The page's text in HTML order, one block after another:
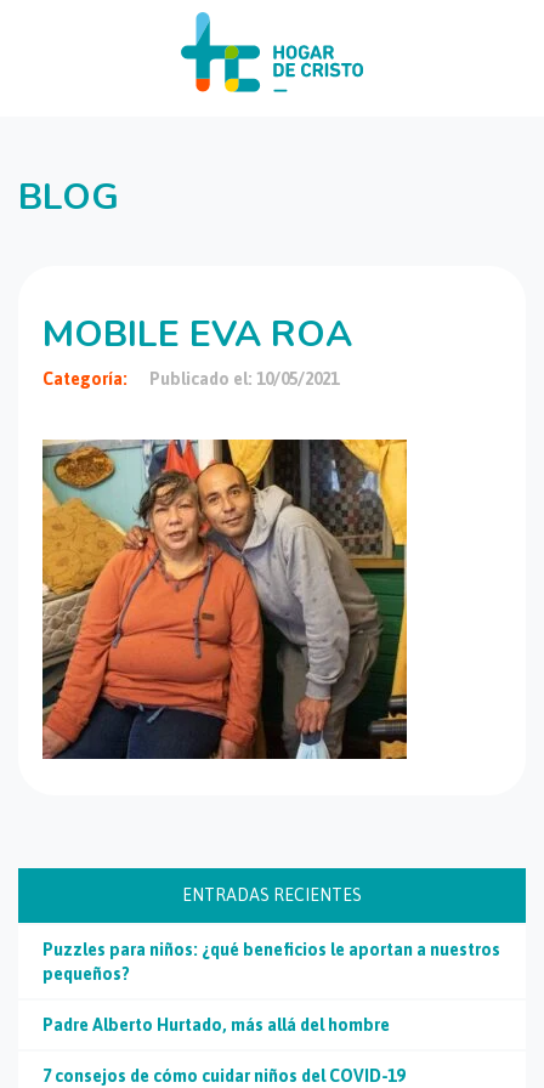
BLOG
MOBILE EVA ROA
Categoría: Publicado el: 10/05/2021
ENTRADAS RECIENTES
Puzzles para niños: ¿qué beneficios le aportan a nuestros
pequeños?
Padre Alberto Hurtado, más allá del hombre
7 consejos de cómo cuidar niños del COVID-19